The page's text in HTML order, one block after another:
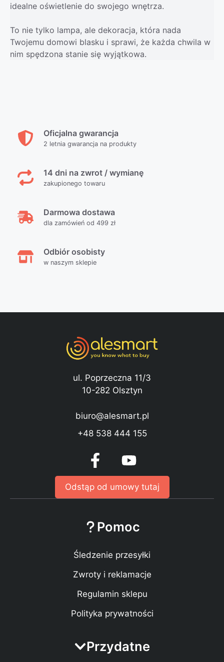
idealne oświetlenie do swojego wnętrza.
To nie tylko lampa, ale dekoracja, która nada
Twojemu domowi blasku i sprawi, że każda chwila w
nim spędzona stanie się wyjątkowa.
Oficjalna gwarancja
2 letnia gwarancja na produkty
14 dni na zwrot / wymianę
zakupionego towaru
Darmowa dostawa
dla zamówień od 499 zł
Odbiór osobisty
w naszym sklepie
ul. Poprzeczna 11/3
10-282 Olsztyn
biuro@alesmart.pl
+48 538 444 155
Odstąp od umowy tutaj
Pomoc
Śledzenie przesyłki
Zwroty i reklamacje
Regulamin sklepu
Polityka prywatności
Przydatne